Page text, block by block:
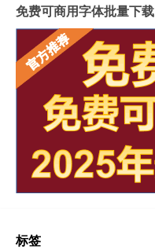
免费可商用字体批量下载
标签